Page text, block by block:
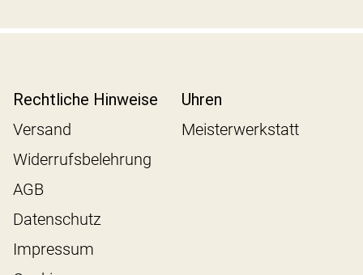
Rechtliche Hinweise
Versand
Widerrufsbelehrung
AGB
Datenschutz
Impressum
Uhren
Meisterwerkstatt